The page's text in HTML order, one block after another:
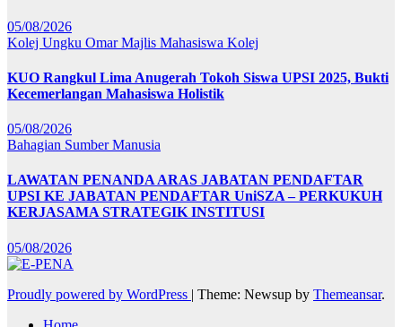
05/08/2026
Kolej Ungku OmarMajlis Mahasiswa Kolej
KUO Rangkul Lima Anugerah Tokoh Siswa UPSI 2025, Bukti
Kecemerlangan Mahasiswa Holistik
05/08/2026
Bahagian Sumber Manusia
LAWATAN PENANDA ARAS JABATAN PENDAFTAR
UPSI KE JABATAN PENDAFTAR UniSZA – PERKUKUH
KERJASAMA STRATEGIK INSTITUSI
05/08/2026
Proudly powered by WordPress | Theme: Newsup by Themeansar.